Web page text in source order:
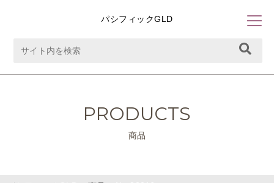
パシフィックGLD
PRODUCTS
商品